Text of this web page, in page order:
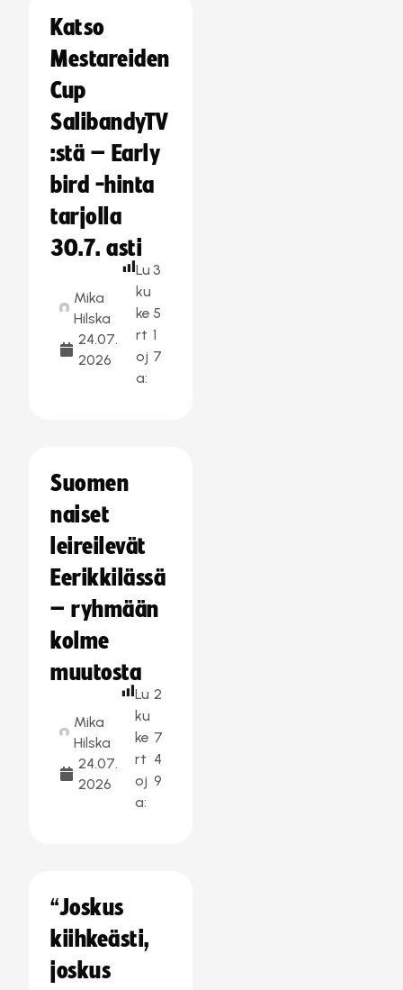
Katso
Mestareiden
Cup
SalibandyTV
:stä – Early
bird -hinta
tarjolla
30.7. asti
Mika
Hilska
24.07.
2026
Lu
ku
ke
rt
oj
a:
3
5
1
7
Suomen
naiset
leireilevät
Eerikkilässä
– ryhmään
kolme
muutosta
Mika
Hilska
24.07.
2026
Lu
ku
ke
rt
oj
a:
2
7
4
9
“Joskus
kiihkeästi,
joskus